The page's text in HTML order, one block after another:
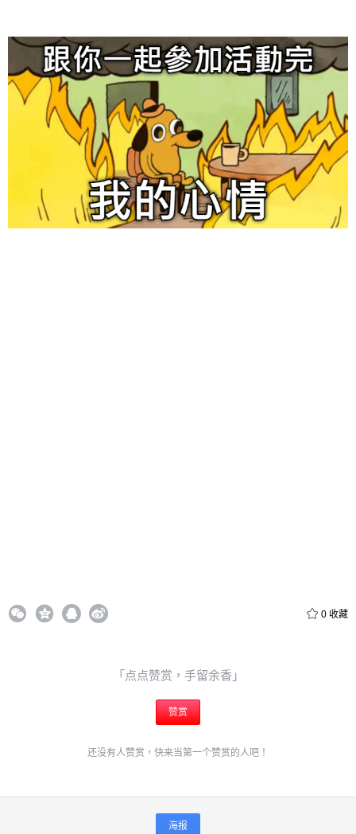
0 收藏
「点点赞赏，手留余香」
赞赏
还没有人赞赏，快来当第一个赞赏的人吧！
海报
给admin打赏
2 元 5 元 10 元
20 元 50 元
付费内容